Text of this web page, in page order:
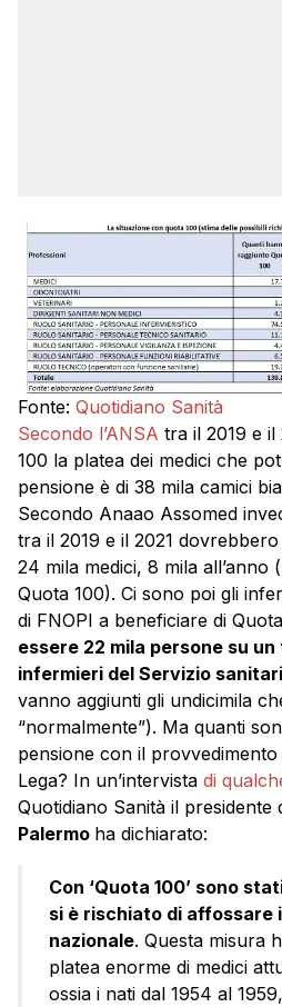
Fonte: Quotidiano Sanità
Secondo l’ANSA tra il 2019 e il
100 la platea dei medici che
pensione è di 38 mila camici
Secondo Anaao Assomed
tra il 2019 e il 2021
24 mila medici, 8 mila all’anno
Quota 100). Ci sono poi gli
di FNOPI a beneficiare di
essere 22 mila persone su
infermieri del Servizio
vanno aggiunti gli undicimila
“normalmente”). Ma quanti
pensione con il
Lega? In un’intervista di
Quotidiano Sanità il presidente
Palermo ha dichiarato:
Con ‘Quota 100’ sono
si è rischiato di affossare
nazionale. Questa misura
platea enorme di medici
ossia i nati dal 1954 al